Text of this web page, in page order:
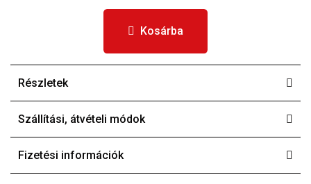
Kosárba
Részletek
Szállítási, átvételi módok
Fizetési információk